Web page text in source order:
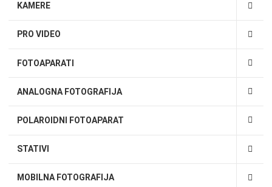
KAMERE
PRO VIDEO
FOTOAPARATI
ANALOGNA FOTOGRAFIJA
POLAROIDNI FOTOAPARAT
STATIVI
MOBILNA FOTOGRAFIJA